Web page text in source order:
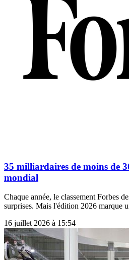
35 milliardaires de moins de
mondial
Chaque année, le classement Forbes
surprises. Mais l'édition 2026 marque
16 juillet 2026 à 15:54